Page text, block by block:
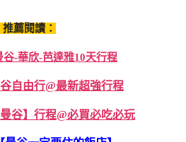
推薦閱讀：
谷-華欣-芭達雅10天行程
自由行@最新超強行程
曼谷】行程@必買必吃必玩